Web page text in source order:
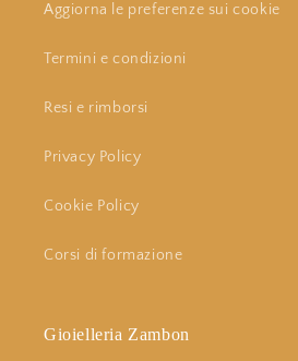
Aggiorna le preferenze sui cookie
Termini e condizioni
Resi e rimborsi
Privacy Policy
Cookie Policy
Corsi di formazione
Gioielleria Zambon